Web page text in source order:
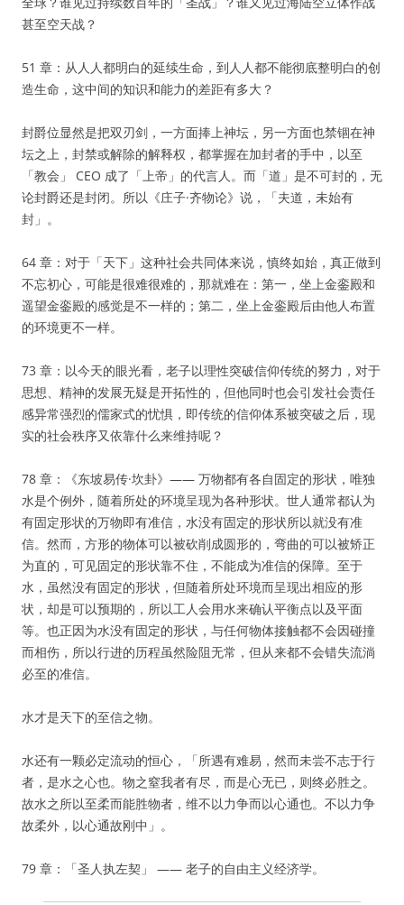
甚至空天战？
51 章：从人人都明白的延续生命，到人人都不能彻底整明白的创
造生命，这中间的知识和能力的差距有多大？
封爵位显然是把双刃剑，一方面捧上神坛，另一方面也禁锢在神
坛之上，封禁或解除的解释权，都掌握在加封者的手中，以至
「教会」 CEO 成了「上帝」的代言人。而「道」是不可封的，无
论封爵还是封闭。所以《庄子·齐物论》说，「夫道，未始有
封」。
64 章：对于「天下」这种社会共同体来说，慎终如始，真正做到
不忘初心，可能是很难很难的，那就难在：第一，坐上金銮殿和
遥望金銮殿的感觉是不一样的；第二，坐上金銮殿后由他人布置
的环境更不一样。
73 章：以今天的眼光看，老子以理性突破信仰传统的努力，对于
思想、精神的发展无疑是开拓性的，但他同时也会引发社会责任
感异常强烈的儒家式的忧惧，即传统的信仰体系被突破之后，现
实的社会秩序又依靠什么来维持呢？
78 章：《东坡易传·坎卦》—— 万物都有各自固定的形状，唯独
水是个例外，随着所处的环境呈现为各种形状。世人通常都认为
有固定形状的万物即有准信，水没有固定的形状所以就没有准
信。然而，方形的物体可以被砍削成圆形的，弯曲的可以被矫正
为直的，可见固定的形状靠不住，不能成为准信的保障。至于
水，虽然没有固定的形状，但随着所处环境而呈现出相应的形
状，却是可以预期的，所以工人会用水来确认平衡点以及平面
等。也正因为水没有固定的形状，与任何物体接触都不会因碰撞
而相伤，所以行进的历程虽然险阻无常，但从来都不会错失流淌
必至的准信。
水才是天下的至信之物。
水还有一颗必定流动的恒心，「所遇有难易，然而未尝不志于行
者，是水之心也。物之窒我者有尽，而是心无已，则终必胜之。
故水之所以至柔而能胜物者，维不以力争而以心通也。不以力争
故柔外，以心通故刚中」。
79 章：「圣人执左契」 —— 老子的自由主义经济学。